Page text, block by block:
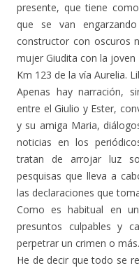
presente, que tiene
que se van
constructor con oscuros
mujer Giudita con la joven
Km 123 de la vía Aurelia.
Apenas hay narración,
entre el Giulio y Ester,
y su amiga Maria,
noticias en los
tratan de arrojar luz
pesquisas que lleva a
las declaraciones que
Como es habitual en
presuntos culpables y
perpetrar un crimen o más.
He de decir que todo se